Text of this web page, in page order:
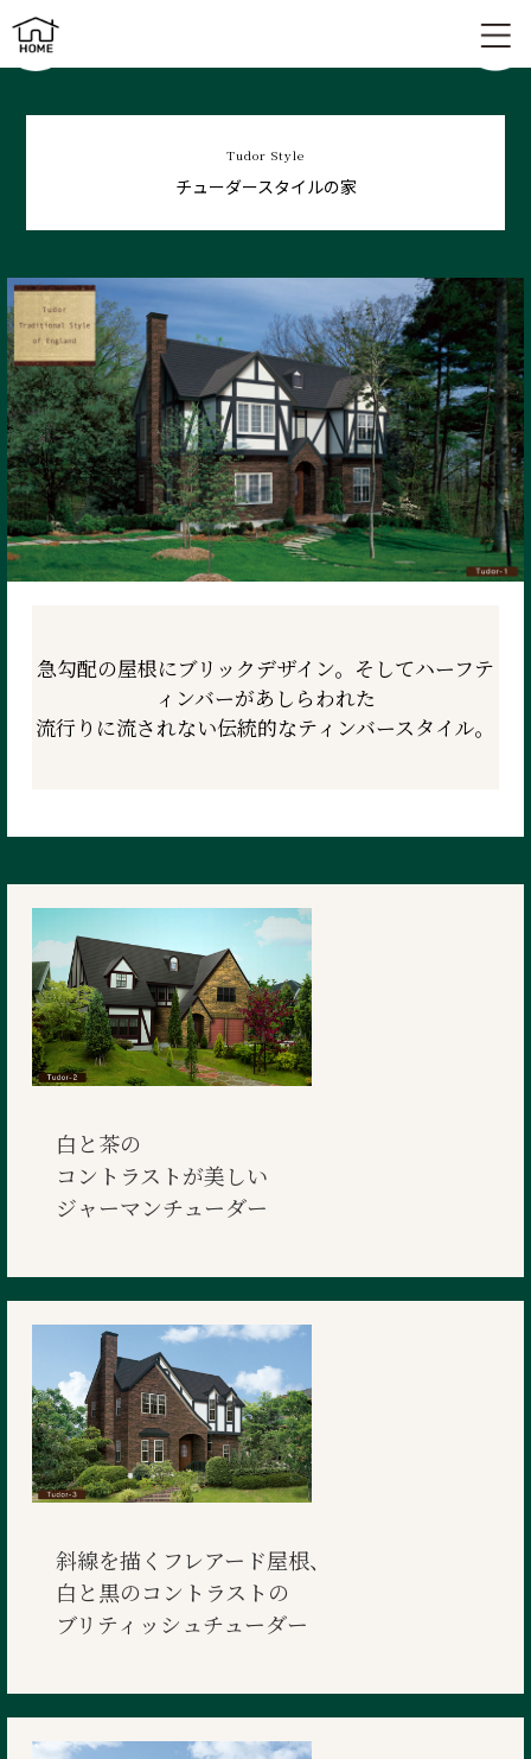
チューダースタイルの家 | Tudor Style
Tudor Style
チューダースタイルの家
急勾配の屋根にブリックデザイン。 そしてハーフテ
ィンバーがあしらわれた
流行りに流されない伝統的なティンバースタイル。
白と茶の
コントラストが美しい
ジャーマンチューダー
斜線を描くフレアード屋根、
白と黒のコントラストの
ブリティッシュチューダー